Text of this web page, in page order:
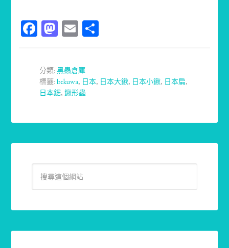
Facebook
Mastodon
Email
分類:黑蟲倉庫
標籤:bekuwa, 日本, 日本大鍬, 日本小鍬, 日本扁,
日本鋸,鍬形蟲